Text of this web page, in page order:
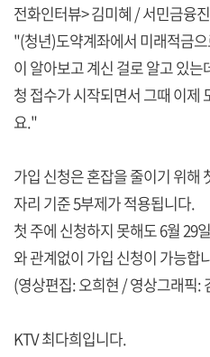
전화인터뷰> 김미혜 / 서민금융
"(청년)도약계좌에서 미래적금
이 알아보고 계신 걸로 알고 있
청 접수가 시작되면서 그때 이제
요."
가입 신청은 혼잡을 줄이기 위해
자리 기준 5부제가 적용됩니다.
첫 주에 신청하지 못해도 6월 29
와 관계없이 가입 신청이 가능합
(영상편집: 오희현 / 영상그래픽:
KTV 최다희입니다.